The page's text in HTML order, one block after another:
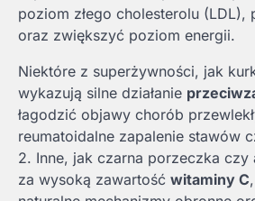
poziom złego cholesterolu (LDL),
oraz zwiększyć poziom energii.
Niektóre z superżywności, jak
wykazują silne działanie
łagodzić objawy chorób
reumatoidalne zapalenie stawów
2. Inne, jak czarna porzeczka czy
za wysoką zawartość witaminy C